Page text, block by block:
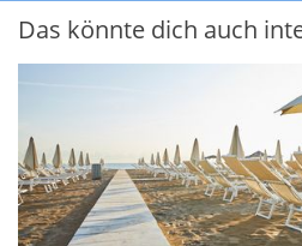
Das könnte dich auch